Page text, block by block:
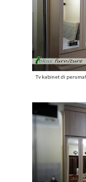
Tv kabinet di